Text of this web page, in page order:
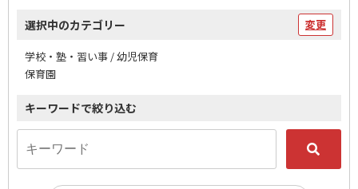
選択中のカテゴリー 変更
学校・塾・習い事 / 幼児保育
保育園
キーワードで絞り込む